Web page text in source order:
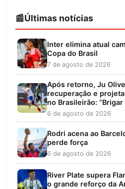
Últimas notícias
Inter elimina atual
Copa do Brasil
7 de agosto de 2026
Após retorno, Ju
recuperação e
no Brasileirão:
6 de agosto de 2026
Rodri acena ao
perde força
6 de agosto de 2026
River Plate supera
o grande reforço da